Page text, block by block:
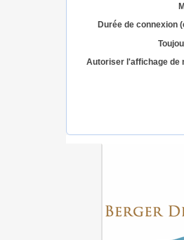
Durée de connexion
Autoriser l'affichage de